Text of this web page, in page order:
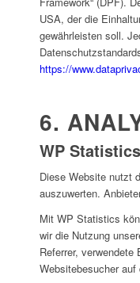
USA, der die
gewährleisten soll.
https://
6.
WP Statistics
Diese Website nutzt
auszuwerten.
Mit WP Statistics
wir die Nutzung
Referrer,
Websitebesucher